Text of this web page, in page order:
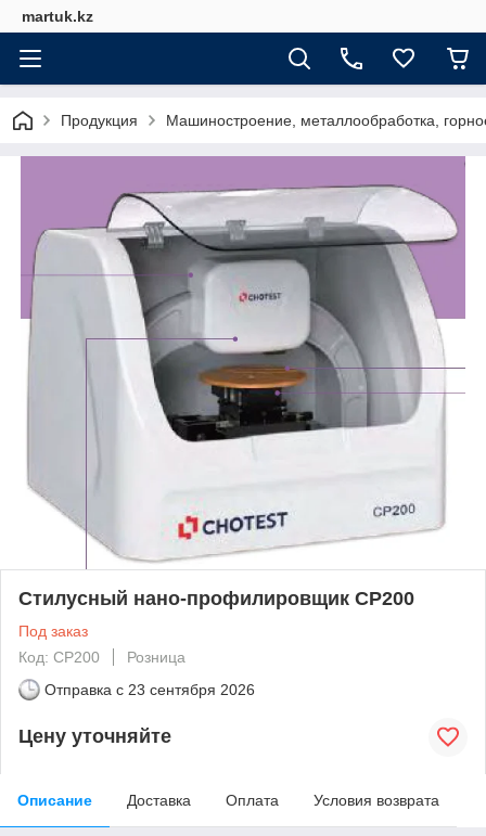
martuk.kz
Продукция Машиностроение, металлообработка,
Стилусный нано-профилировщик CP200
Под заказ
Код: CP200
Розница
Отправка с 23 сентября 2026
Цену уточняйте
Описание Доставка Оплата Условия возврата